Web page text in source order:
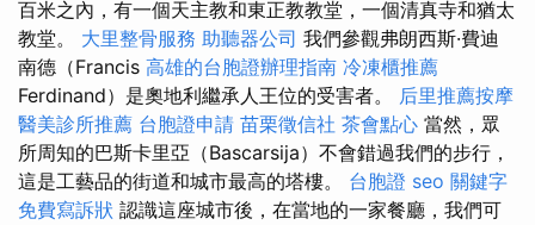
百米之內，有一個天主教和東正教教堂，一個清真寺和猶太
教堂。 大里整骨服務 助聽器公司 我們參觀弗朗西斯·費迪
南德（Francis 高雄的台胞證辦理指南 冷凍櫃推薦
Ferdinand）是奧地利繼承人王位的受害者。 后里推薦按摩
醫美診所推薦 台胞證申請 苗栗徵信社 茶會點心 當然，眾
所周知的巴斯卡里亞（Bascarsija）不會錯過我們的步行，
這是工藝品的街道和城市最高的塔樓。 台胞證 seo 關鍵字
免費寫訴狀 認識這座城市後，在當地的一家餐廳，我們可